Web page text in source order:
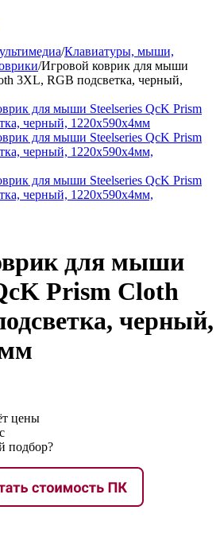
/Клавиатуры, мыши,
/Игровой коврик для мыши
3XL, RGB подсветка, черный,
для мыши
Prism Cloth
черный,
цены
подбор?